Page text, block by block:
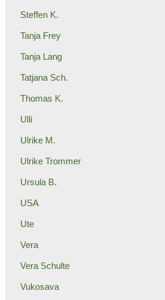
Steffen K.
Tanja Frey
Tanja Lang
Tatjana Sch.
Thomas K.
Ulli
Ulrike M.
Ulrike Trommer
Ursula B.
USA
Ute
Vera
Vera Schulte
Vukosava